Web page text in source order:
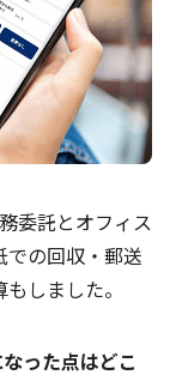
委託とオフィス
での回収・郵送
しました。
った点はどこ